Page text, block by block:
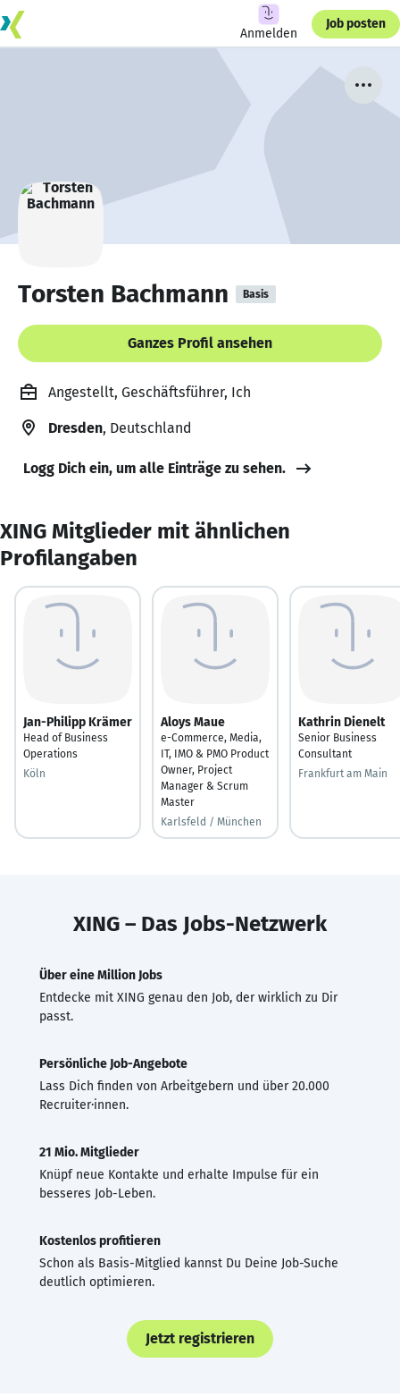
Anmelden
Job posten
Torsten Bachmann Basis
Ganzes Profil ansehen
Angestellt, Geschäftsführer, Ich
Dresden, Deutschland
Logg Dich ein, um alle Einträge zu sehen.
XING Mitglieder mit ähnlichen
Profilangaben
Jan-Philipp Krämer
Head of Business
Operations
Köln
Aloys Maue
e-Commerce, Media,
IT, IMO & PMO Product
Owner, Project
Manager & Scrum
Master
Karlsfeld / München
Kathrin Dienelt
Senior Business
Consultant
Frankfurt am Main
XING – Das Jobs-Netzwerk
Über eine Million Jobs
Entdecke mit XING genau den Job, der wirklich zu Dir
passt.
Persönliche Job-Angebote
Lass Dich finden von Arbeitgebern und über 20.000
Recruiter·innen.
21 Mio. Mitglieder
Knüpf neue Kontakte und erhalte Impulse für ein
besseres Job-Leben.
Kostenlos profitieren
Schon als Basis-Mitglied kannst Du Deine Job-Suche
deutlich optimieren.
Jetzt registrieren